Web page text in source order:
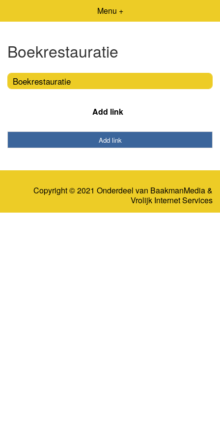
Menu +
Boekrestauratie
Boekrestauratie
Add link
Add link
Copyright © 2021 Onderdeel van BaakmanMedia&
Vrolijk Internet Services